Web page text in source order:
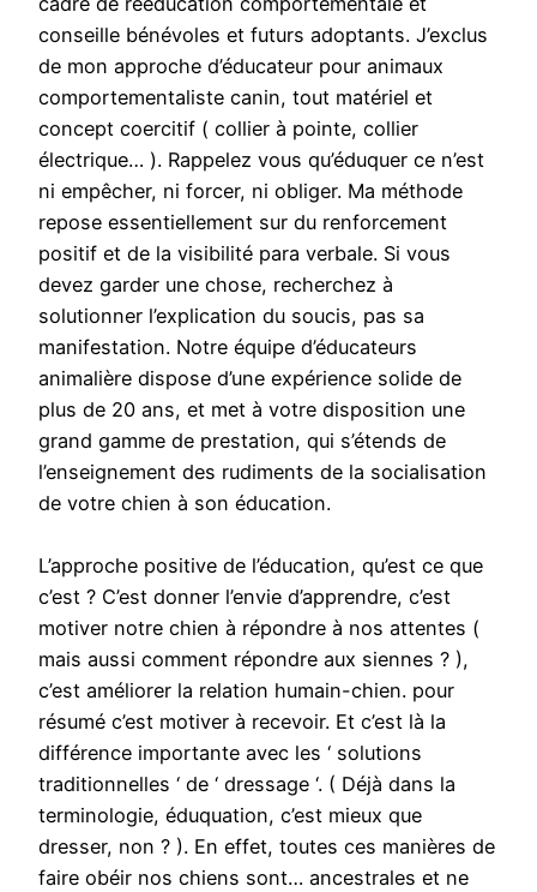
conseille bénévoles et futurs adoptants. J’exclus
de mon approche d’éducateur pour animaux
comportementaliste canin, tout matériel et
concept coercitif ( collier à pointe, collier
électrique… ). Rappelez vous qu’éduquer ce n’est
ni empêcher, ni forcer, ni obliger. Ma méthode
repose essentiellement sur du renforcement
positif et de la visibilité para verbale. Si vous
devez garder une chose, recherchez à
solutionner l’explication du soucis, pas sa
manifestation. Notre équipe d’éducateurs
animalière dispose d’une expérience solide de
plus de 20 ans, et met à votre disposition une
grand gamme de prestation, qui s’étends de
l’enseignement des rudiments de la socialisation
de votre chien à son éducation.
L’approche positive de l’éducation, qu’est ce que
c’est ? C’est donner l’envie d’apprendre, c’est
motiver notre chien à répondre à nos attentes (
mais aussi comment répondre aux siennes ? ),
c’est améliorer la relation humain-chien. pour
résumé c’est motiver à recevoir. Et c’est là la
différence importante avec les ‘ solutions
traditionnelles ‘ de ‘ dressage ‘. ( Déjà dans la
terminologie, éduquation, c’est mieux que
dresser, non ? ). En effet, toutes ces manières de
faire obéir nos chiens sont… ancestrales et ne